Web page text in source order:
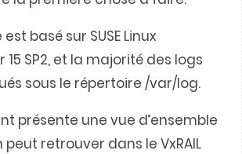
basé sur SUSE Linux
15 SP2, et la majorité des logs
sous le répertoire /var/log.
présente une vue d’ensemble
peut retrouver dans le VxRAIL